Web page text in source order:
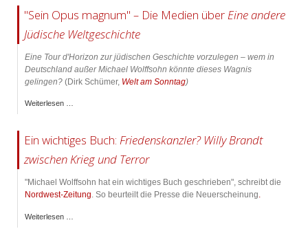
"Sein Opus magnum" – Die Medien überEine andere
Jüdische Weltgeschichte
Eine Tour d'Horizon zur jüdischen Geschichte vorzulegen – wem in
Deutschland außer Michael Wolffsohn könnte dieses Wagnis
gelingen? (Dirk Schümer, Welt am Sonntag)
Weiterlesen …
Ein wichtiges Buch: Friedenskanzler? Willy Brandt
zwischen Krieg und Terror
"Michael Wolffsohn hat ein wichtiges Buch geschrieben", schreibt die
Nordwest-Zeitung. So beurteilt die Presse die Neuerscheinung.
Weiterlesen …